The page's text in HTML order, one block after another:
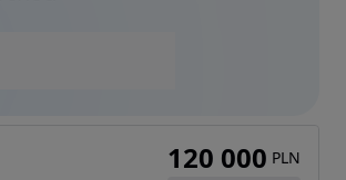
120 000 PLN